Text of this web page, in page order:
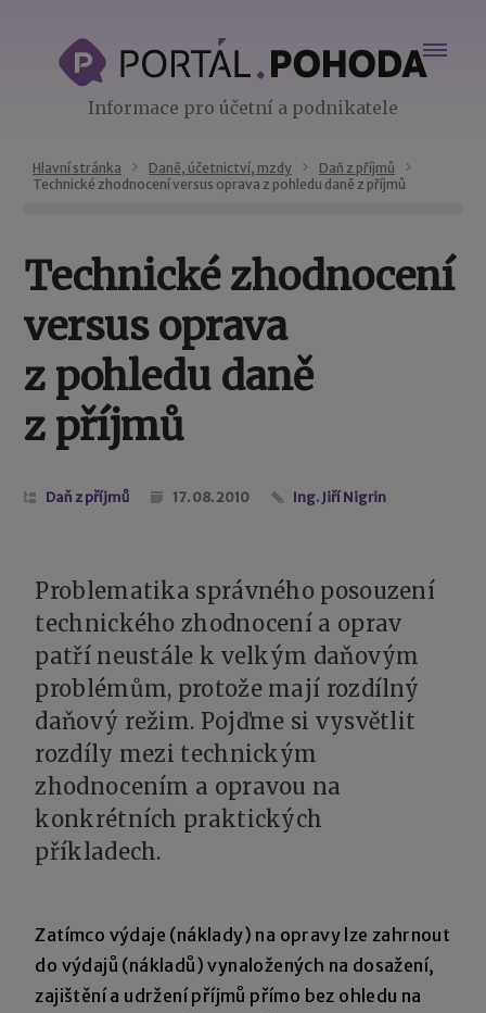
Informace pro účetní a podnikatele
Hlavní stránka Daně, účetnictví, mzdy
Daň z příjmů
Technické zhodnocení versus oprava z pohledu daně z příjmů
Technické zhodnocení
versus oprava
z pohledu daně
z příjmů
Daň z příjmů 17. 08. 2010 Ing. Jiří Nigrin
Problematika správného posouzení
technického zhodnocení a oprav
patří neustále k velkým daňovým
problémům, protože mají rozdílný
daňový režim. Pojďme si vysvětlit
rozdíly mezi technickým
zhodnocením a opravou na
konkrétních praktických
příkladech.
Zatímco výdaje (náklady) na opravy lze zahrnout
do výdajů (nákladů) vynaložených na dosažení,
zajištění a udržení příjmů přímo bez ohledu na